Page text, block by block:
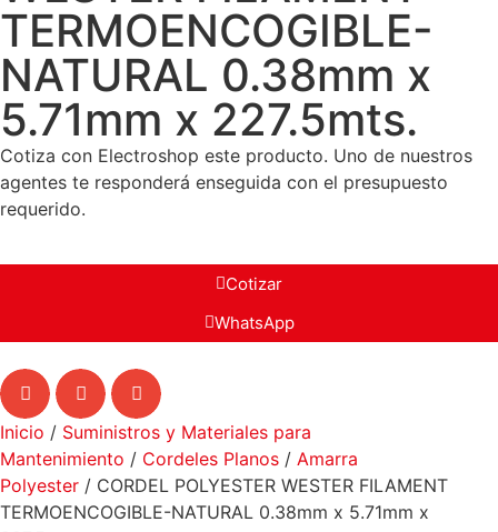
TERMOENCOGIBLE-
NATURAL 0.38mm x
5.71mm x 227.5mts.
Cotiza con Electroshop este producto. Uno de nuestros
agentes te responderá enseguida con el presupuesto
requerido.
Cotizar
WhatsApp
Inicio / Suministros y Materiales para
Mantenimiento / Cordeles Planos / Amarra
Polyester / CORDEL POLYESTER WESTER FILAMENT
TERMOENCOGIBLE-NATURAL 0.38mm x 5.71mm x